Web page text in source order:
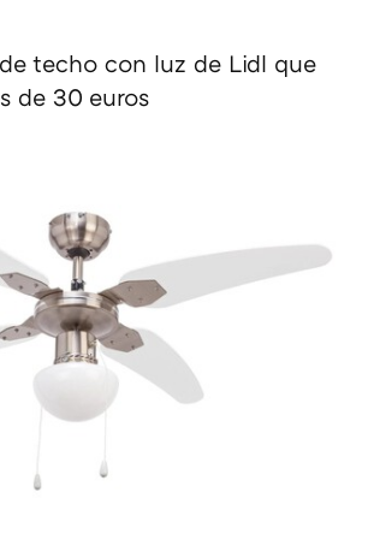
techo con luz de Lidl que
de 30 euros